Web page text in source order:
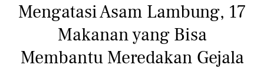
Mengatasi Asam Lambung, 17
Makanan yang Bisa
Membantu Meredakan Gejala